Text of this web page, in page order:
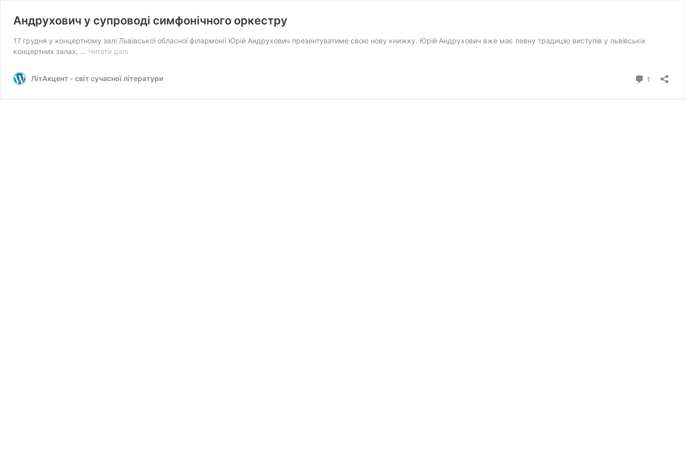
Андрухович у супроводі симфонічного оркестру
17 грудня у концертному залі Львівської обласної філармонії Юрій Андрухович презентуватиме свою нову книжку. Юрій Андрухович вже має певну традицію виступів у львівськіх
концертних залах, … Читати даліАндрухович
симфонічного
ЛітАкцент - світ сучасної літератури 1 коментар